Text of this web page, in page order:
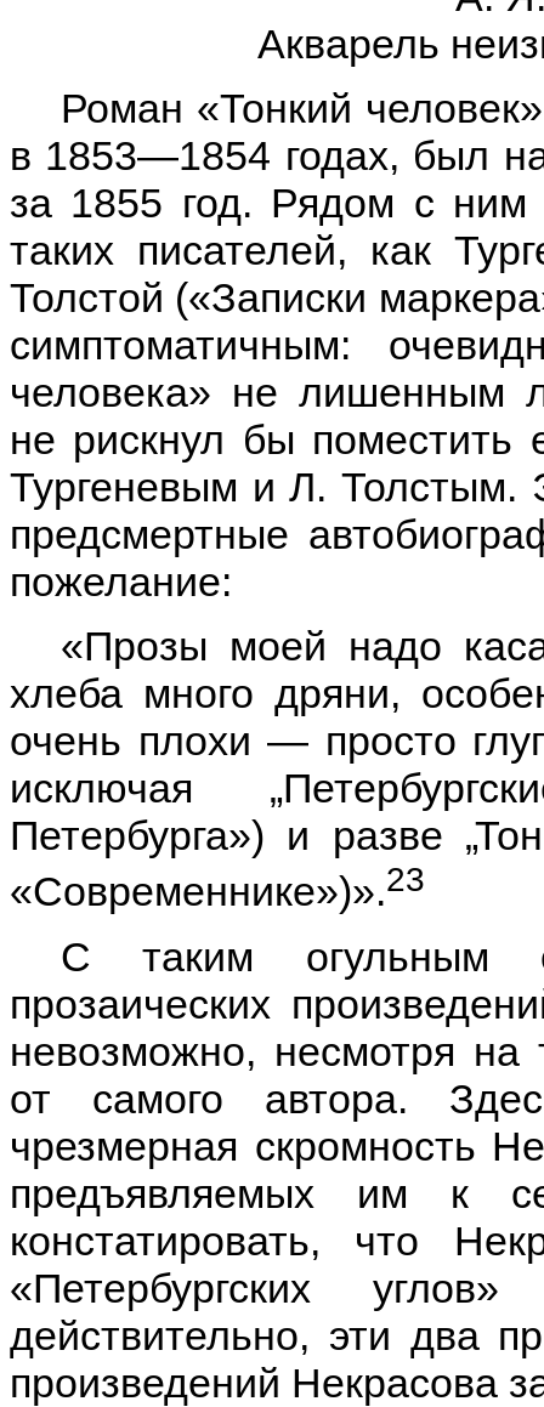
Акварель
Роман «Тонкий
в 1853—1854 годах, был
за 1855 год. Рядом с ним
таких писателей, как
Толстой («Записки
симптоматичным:
человека» не лишенным
не рискнул бы поместить
Тургеневым и Л. Толстым.
предсмертные
пожелание:
«Прозы моей надо
хлеба много дряни,
очень плохи — просто
исключая
Петербурга») и разве
«Современнике»)».23
С таким огульным
прозаических
невозможно, несмотря на
от самого автора.
чрезмерная скромность
предъявляемых им к
констатировать, что
«Петербургских
действительно, эти два
произведений Некрасова